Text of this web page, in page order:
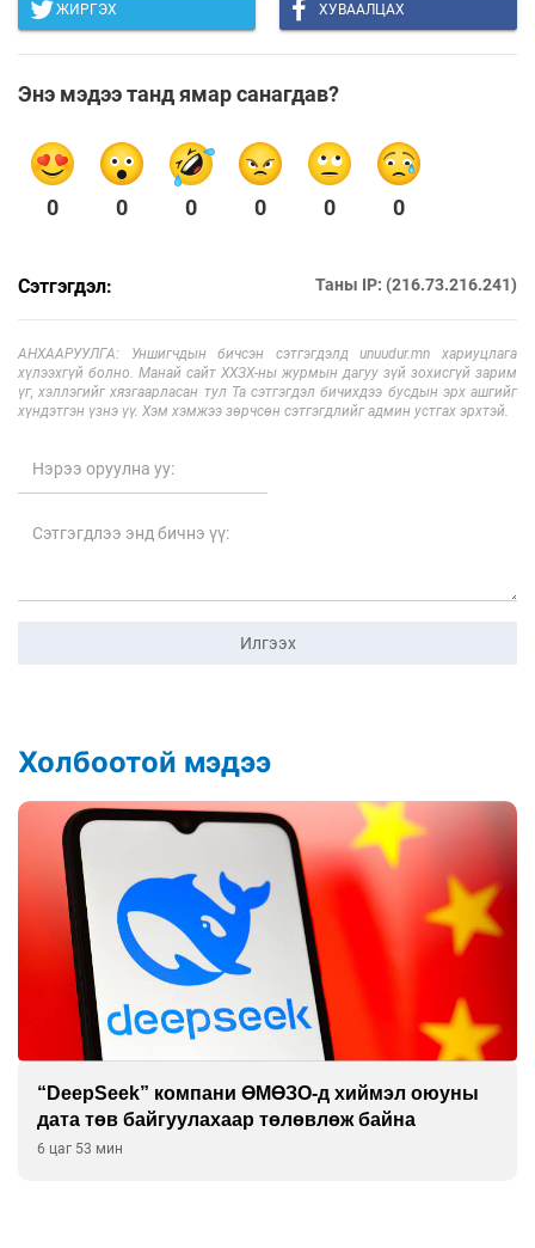
ЖИРГЭХ ХУВААЛЦАХ
Энэ мэдээ танд ямар санагдав?
0 0 0 0 0 0
Сэтгэгдэл: Таны IP: (216.73.216.241)
АНХААРУУЛГА: Уншигчдын бичсэн сэтгэгдэлд unuudur.mn хариуцлага
хүлээхгүй болно. Манай сайт ХХЗХ-ны журмын дагуу зүй зохисгүй зарим
үг, хэллэгийг хязгаарласан тул Та сэтгэгдэл бичихдээ бусдын эрх ашгийг
хүндэтгэн үзнэ үү. Хэм хэмжээ зөрчсөн сэтгэгдлийг админ устгах эрхтэй.
Илгээх
Холбоотой мэдээ
“DeepSeek” компани ӨМӨЗО-д хиймэл оюуны
дата төв байгуулахаар төлөвлөж байна
6 цаг 53 мин